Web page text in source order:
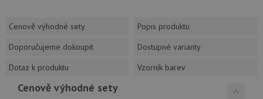
Cenově výhodné sety
Popis produktu
Doporučujeme dokoupit
Dostupné varianty
Dotaz k produktu
Vzorník barev
Cenově výhodné sety